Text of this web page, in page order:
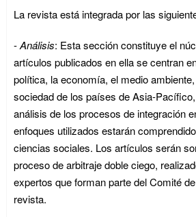
La revista está integrada por las
-Análisis: Esta sección constituye el
artículos publicados en ella se centran
política, la economía, el medio
sociedad de los países de Asia-
análisis de los procesos de integración
enfoques utilizados estarán
ciencias sociales. Los artículos serán
proceso de arbitraje doble ciego,
expertos que forman parte del Comité
revista.